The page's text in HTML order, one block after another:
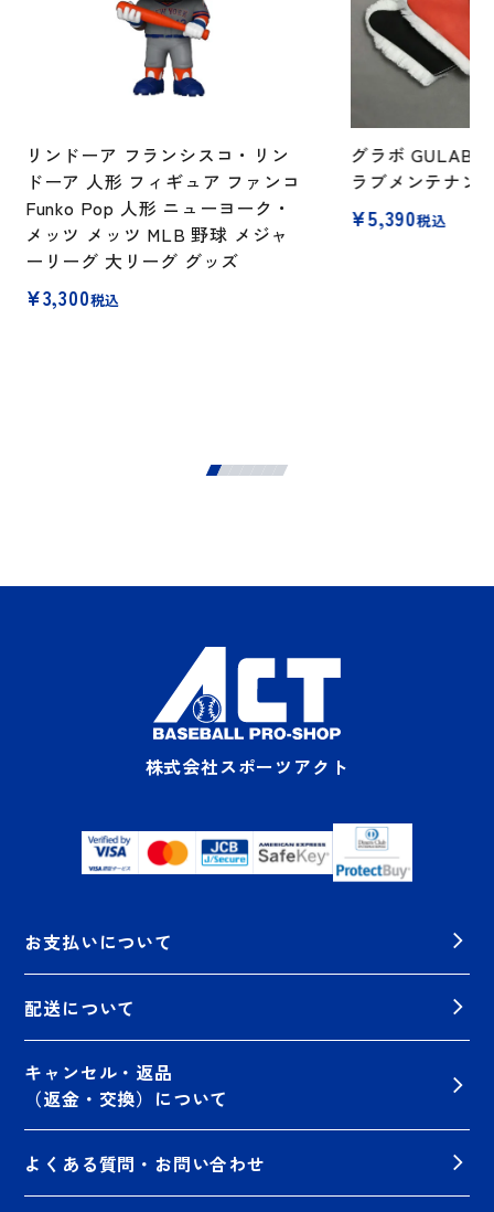
リンドーア フランシスコ・リン
ドーア 人形 フィギュア ファンコ
Funko Pop 人形 ニューヨーク・
メッツ メッツ MLB 野球 メジャ
ーリーグ 大リーグ グッズ
¥3,300税込
グラボ
ラブメンテナン
¥5,390税込
株式会社スポーツアクト
お支払いについて
配送について
キャンセル・返品
（返金・交換）について
よくある質問・お問い合わせ